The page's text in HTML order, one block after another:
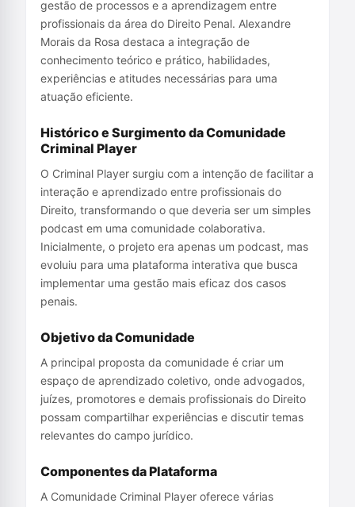
gestão de processos e a aprendizagem entre
profissionais da área do Direito Penal. Alexandre
Morais da Rosa destaca a integração de
conhecimento teórico e prático, habilidades,
experiências e atitudes necessárias para uma
atuação eficiente.
Histórico e Surgimento da Comunidade
Criminal Player
O Criminal Player surgiu com a intenção de facilitar a
interação e aprendizado entre profissionais do
Direito, transformando o que deveria ser um simples
podcast em uma comunidade colaborativa.
Inicialmente, o projeto era apenas um podcast, mas
evoluiu para uma plataforma interativa que busca
implementar uma gestão mais eficaz dos casos
penais.
Objetivo da Comunidade
A principal proposta da comunidade é criar um
espaço de aprendizado coletivo, onde advogados,
juízes, promotores e demais profissionais do Direito
possam compartilhar experiências e discutir temas
relevantes do campo jurídico.
Componentes da Plataforma
A Comunidade Criminal Player oferece várias